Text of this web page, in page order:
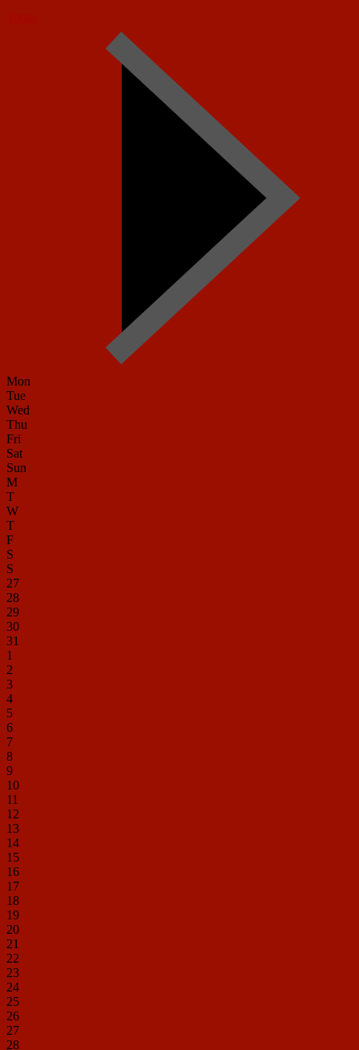
Mon
Tue
Wed
Thu
Fri
Sat
Sun
M
T
W
T
F
S
S
27
28
29
30
31
1
2
3
4
5
6
7
8
9
10
11
12
13
14
15
16
17
18
19
20
21
22
23
24
25
26
27
28